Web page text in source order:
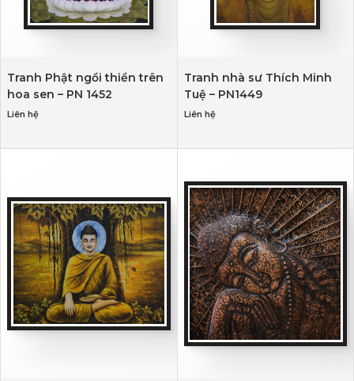
Tranh Phật ngồi thiền trên
hoa sen – PN 1452
Liên hệ
Tranh nhà sư Thích Minh
Tuệ – PN1449
Liên hệ